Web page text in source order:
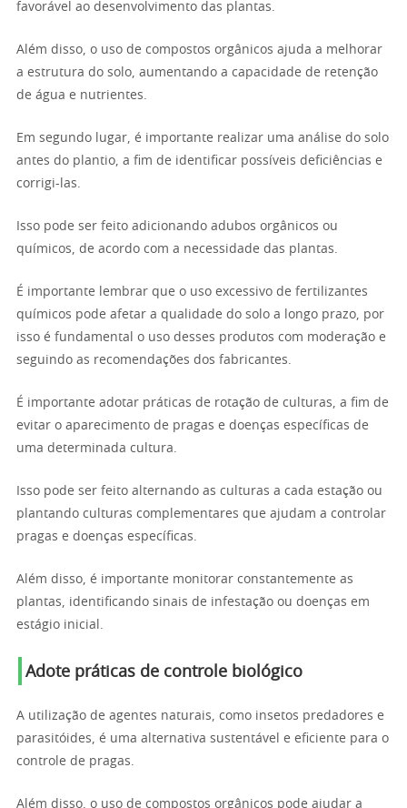
favorável ao desenvolvimento das plantas.
Além disso, o uso de compostos orgânicos ajuda a melhorar
a estrutura do solo, aumentando a capacidade de retenção
de água e nutrientes.
Em segundo lugar, é importante realizar uma análise do solo
antes do plantio, a fim de identificar possíveis deficiências e
corrigi-las.
Isso pode ser feito adicionando adubos orgânicos ou
químicos, de acordo com a necessidade das plantas.
É importante lembrar que o uso excessivo de fertilizantes
químicos pode afetar a qualidade do solo a longo prazo, por
isso é fundamental o uso desses produtos com moderação e
seguindo as recomendações dos fabricantes.
É importante adotar práticas de rotação de culturas, a fim de
evitar o aparecimento de pragas e doenças específicas de
uma determinada cultura.
Isso pode ser feito alternando as culturas a cada estação ou
plantando culturas complementares que ajudam a controlar
pragas e doenças específicas.
Além disso, é importante monitorar constantemente as
plantas, identificando sinais de infestação ou doenças em
estágio inicial.
Adote práticas de controle biológico
A utilização de agentes naturais, como insetos predadores e
parasitóides, é uma alternativa sustentável e eficiente para o
controle de pragas.
Além disso, o uso de compostos orgânicos pode ajudar a